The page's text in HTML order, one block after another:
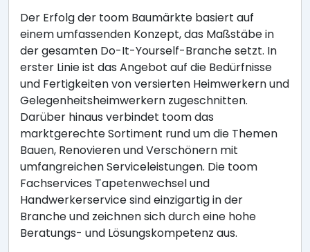
Der Erfolg der toom Baumärkte basiert auf
einem umfassenden Konzept, das Maßstäbe in
der gesamten Do-It-Yourself-Branche setzt. In
erster Linie ist das Angebot auf die Bedürfnisse
und Fertigkeiten von versierten Heimwerkern und
Gelegenheitsheimwerkern zugeschnitten.
Darüber hinaus verbindet toom das
marktgerechte Sortiment rund um die Themen
Bauen, Renovieren und Verschönern mit
umfangreichen Serviceleistungen. Die toom
Fachservices Tapetenwechsel und
Handwerkerservice sind einzigartig in der
Branche und zeichnen sich durch eine hohe
Beratungs- und Lösungskompetenz aus.